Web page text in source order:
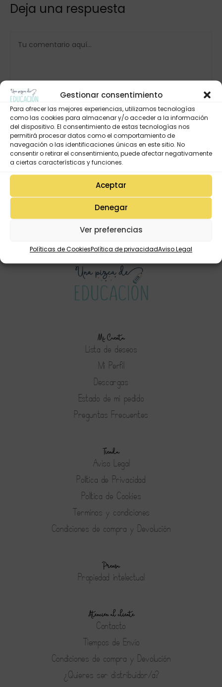
Gestionar consentimiento
Para ofrecer las mejores experiencias, utilizamos tecnologías
como las cookies para almacenar y/o acceder a la información
del dispositivo. El consentimiento de estas tecnologías nos
permitirá procesar datos como el comportamiento de
navegación o las identificaciones únicas en este sitio. No
consentir o retirar el consentimiento, puede afectar negativamente
a ciertas características y funciones.
Aceptar
Denegar
Ver preferencias
Políticas de CookiesPolítica de privacidadAviso Legal
Deja una respuesta
Mi Cuenta
Lista de deseos
Mi Perfil
Descargas
Estado de mi pedido
Preguntas Frecuentes
Tienda
Aviso Legal
Política de Privacidad
Política de Cookies
Terminos y condiciones
Condiciones de compra y Devolución
Prensa
Propiedad intelectual
Atención al cliente
Contacto
Tiempos de Envío
Condiciones de compra y Devolución
¿Quieres ser distribuidor/a?